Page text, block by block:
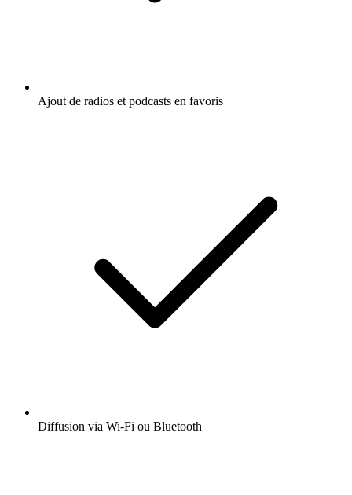
Ajout de radios et podcasts en favoris
Diffusion via Wi-Fi ou Bluetooth